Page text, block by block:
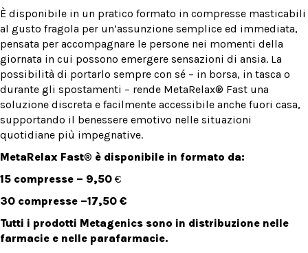
È disponibile in un pratico formato in compresse masticabili
al gusto fragola per un’assunzione semplice ed immediata,
pensata per accompagnare le persone nei momenti della
giornata in cui possono emergere sensazioni di ansia. La
possibilità di portarlo sempre con sé – in borsa, in tasca o
durante gli spostamenti – rende MetaRelax® Fast una
soluzione discreta e facilmente accessibile anche fuori casa,
supportando il benessere emotivo nelle situazioni
quotidiane più impegnative.
MetaRelax Fast® è disponibile in formato da:
15 compresse – 9,50 €
30 compresse –17,50 €
Tutti i prodotti Metagenics sono in distribuzione nelle
farmacie e nelle parafarmacie.